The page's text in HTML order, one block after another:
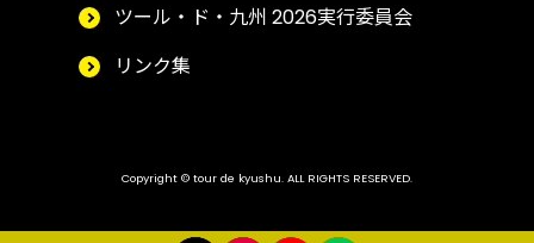
ツール・ド・九州 2026実行委員会
リンク集
Copyright © tour de kyushu. ALL RIGHTS RESERVED.